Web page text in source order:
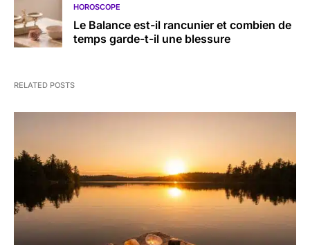
HOROSCOPE
Le Balance est-il rancunier et combien de
temps garde-t-il une blessure
RELATED POSTS